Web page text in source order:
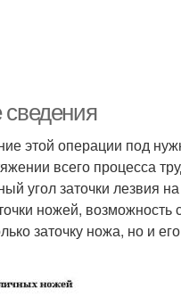
этой операции под
всего процесса
угол заточки лезвия
ножей,
заточку ножа, но и